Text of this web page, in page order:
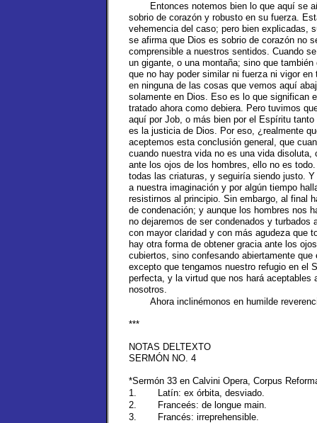
Entonces notemos bien lo que aquí se
sobrio de corazón y robusto en su fuerza.
vehemencia del caso; pero bien explicadas,
se afirma que Dios es sobrio de corazón no
comprensible a nuestros sentidos. Cuando
un gigante, o una montaña; sino que
que no hay poder similar ni fuerza ni vigor
en ninguna de las cosas que vemos aquí
solamente en Dios. Eso es lo que significan
tratado ahora como debiera. Pero tuvimos
aquí por Job, o más bien por el Espíritu
es la justicia de Dios. Por eso, ¿realmente
aceptemos esta conclusión general, que
cuando nuestra vida no es una vida
ante los ojos de los hombres, ello no es
todas las criaturas, y seguiría siendo justo.
a nuestra imaginación y por algún tiempo
resistirnos al principio. Sin embargo, al final
de condenación; y aunque los hombres nos
no dejaremos de ser condenados y
con mayor claridad y con más agudeza que
hay otra forma de obtener gracia ante los
cubiertos, sino confesando abiertamente
excepto que tengamos nuestro refugio en el
perfecta, y la virtud que nos hará aceptables
nosotros.
Ahora inclinémonos en humilde
***
NOTAS DELTEXTO
SERMÓN NO. 4
*Sermón 33 en Calvini Opera, Corpus
1.
Latín: ex órbita, desviado.
2.
Franceés: de longue main.
3.
Francés: irreprehensible.